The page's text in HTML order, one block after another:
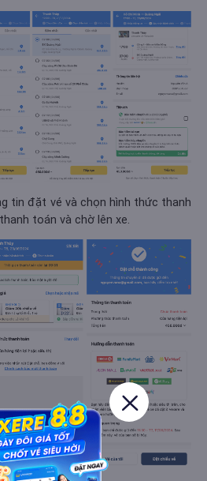
tin đặt vé và chọn hình thức thanh
toán và chờ lên xe.